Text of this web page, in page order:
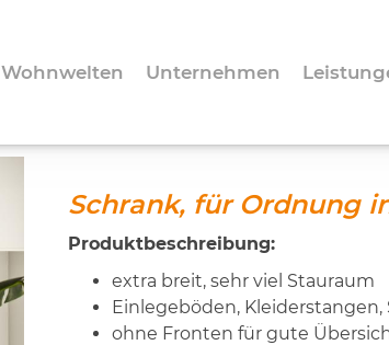
Wohnwelten Unternehmen
Schrank, für Ordnung
Produktbeschreibung:
extra breit, sehr viel Stauraum
Einlegeböden, Kleiderstangen,
ohne Fronten für gute